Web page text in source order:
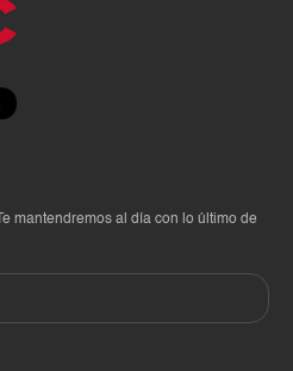
mantendremos al día con lo último de